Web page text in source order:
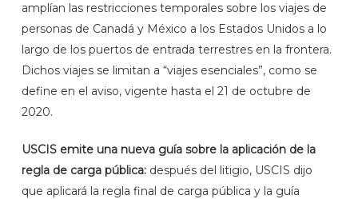
amplían las restricciones temporales sobre los viajes de
personas de Canadá y México a los Estados Unidos a lo
largo de los puertos de entrada terrestres en la frontera.
Dichos viajes se limitan a “viajes esenciales”, como se
define en el aviso, vigente hasta el 21 de octubre de
2020.
USCIS emite una nueva guía sobre la aplicación de la
regla de carga pública:después del litigio, USCIS dijo
que aplicará la regla final de carga pública y la guía